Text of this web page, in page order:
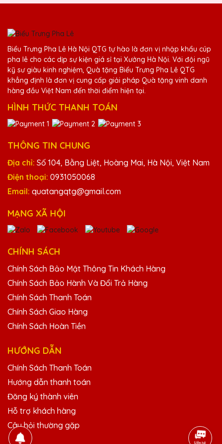
Dương Văn Bảo
25/11/2025
Rất hài lòng với sản phẩm và dịch vụ của
Quà Tặng Pha Lê QTG. Quà tặng pha lê
phản ánh đúng giá trị của người nhận.
Trần Văn Quang
Chất lượng sản phẩm tuyệt vời, dịch vụ
khách hàng chu đáo. Quà Tặng Pha Lê QTG
luôn là lựa chọn hàng đầu của mình khi cần
mua quà tặng pha lê.
25/11/2025
Cúp pha lê của Quà Tặng Pha Lê QTG thật
sự đẳng cấp và sang trọng. Công ty mình
đã nhận được rất nhiều lời khen từ đối tác
25/11/2025
Đã từng mua cúp pha lê tại nhiều nơi nhưng
Quà Tặng Pha Lê QTG vẫn là sự lựa chọn số
một của mình. Sản phẩm tinh xảo, dịch vụ
tuyệt vời!
Biểu Trưng Pha Lê Hà Nội QTG tự hào là đơn vị nhập khẩu cúp
pha lê cho các dịp sự kiện giá sỉ tại Xưởng Hà Nội. Với đội ngũ
kỹ sư giàu kinh nghiệm, Quà tặng Biểu Trưng Pha Lê QTG
khẳng định là đơn vị cung cấp giải pháp Quà tặng vinh danh
hàng đầu Việt Nam đến thời điểm hiện tại.
HÌNH THỨC THANH TOÁN
THÔNG TIN CHUNG
Địa chỉ: Số 104, Bằng Liệt, Hoàng Mai, Hà Nội, Việt Nam
Điện thoại: 0931050068
Email: quatangqtg@gmail.com
MẠNG XÃ HỘI
CHÍNH SÁCH
Chính Sách Bảo Mật Thông Tin Khách Hàng
Chính Sách Bảo Hành Và Đổi Trả Hàng
Chính Sách Thanh Toán
Chính Sách Giao Hàng
Chính Sách Hoàn Tiền
HƯỚNG DẪN
Chính Sách Thanh Toán
Hướng dẫn thanh toán
Đăng ký thành viên
Hỗ trợ khách hàng
Câu hỏi thường gặp